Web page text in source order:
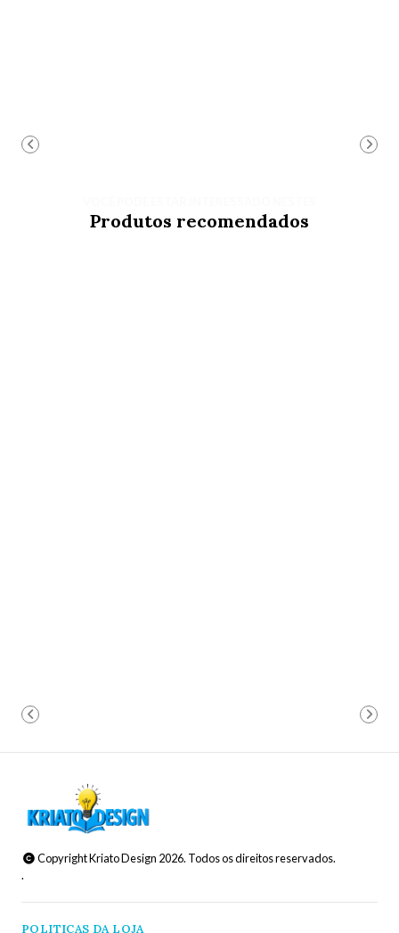
Produtos recomendados
Copyright Kriato Design 2026. Todos os direitos reservados.
.
POLITICAS DA LOJA